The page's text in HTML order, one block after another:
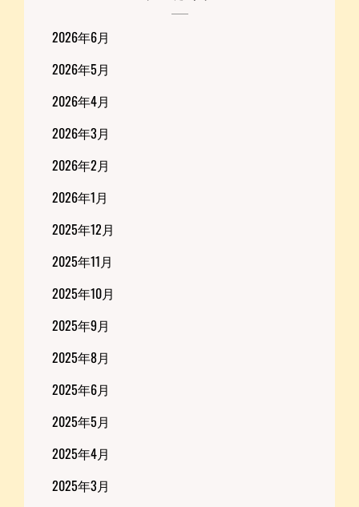
2026年6月
2026年5月
2026年4月
2026年3月
2026年2月
2026年1月
2025年12月
2025年11月
2025年10月
2025年9月
2025年8月
2025年6月
2025年5月
2025年4月
2025年3月